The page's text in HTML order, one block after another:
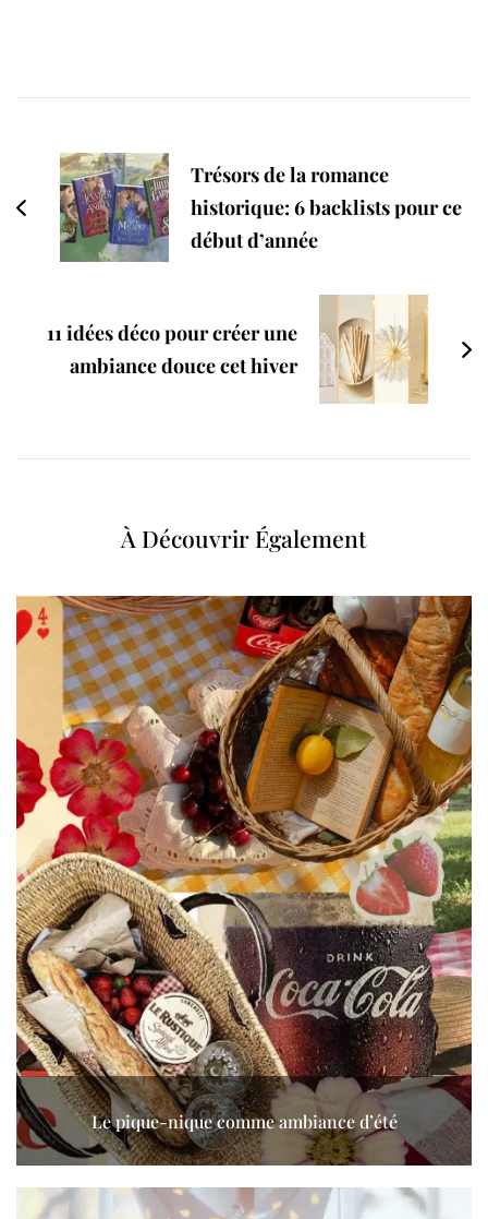
Navigation
Trésors de la romance
historique: 6 backlists pour ce
début d’année
11 idées déco pour créer une
ambiance douce cet hiver
À Découvrir Également
Le pique-nique comme ambiance d’été